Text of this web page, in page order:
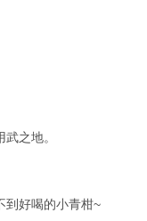
之地。
到好喝的小青柑~